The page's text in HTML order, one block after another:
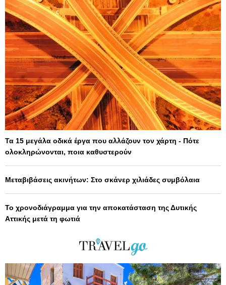
Τα 15 μεγάλα οδικά έργα που αλλάζουν τον χάρτη - Πότε
ολοκληρώνονται, ποια καθυστερούν
Μεταβιβάσεις ακινήτων: Στο σκάνερ χιλιάδες συμβόλαια
Το χρονοδιάγραμμα για την αποκατάσταση της Δυτικής
Αττικής μετά τη φωτιά